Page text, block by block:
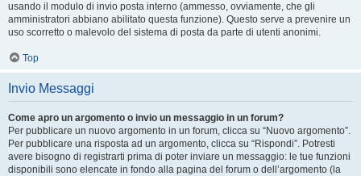
usando il modulo di invio posta interno (ammesso, ovviamente, che gli
amministratori abbiano abilitato questa funzione). Questo serve a prevenire un
uso scorretto o malevolo del sistema di posta da parte di utenti anonimi.
Top
Invio Messaggi
Come apro un argomento o invio un messaggio in un forum?
Per pubblicare un nuovo argomento in un forum, clicca su “Nuovo argomento”.
Per pubblicare una risposta ad un argomento, clicca su “Rispondi”. Potresti
avere bisogno di registrarti prima di poter inviare un messaggio: le tue funzioni
disponibili sono elencate in fondo alla pagina del forum o dell’argomento (la